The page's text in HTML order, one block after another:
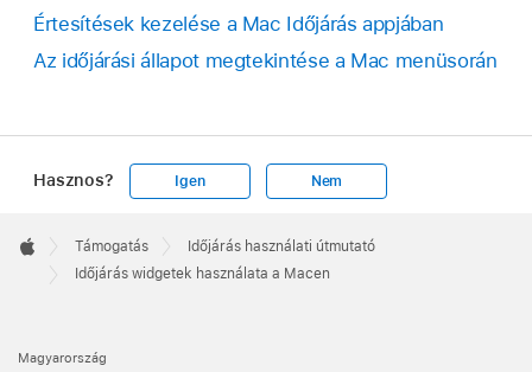
Értesítések kezelése a Mac Időjárás appjában
Az időjárási állapot megtekintése a Mac menüsorán
Hasznos? Igen Nem
Footer

Apple
Támogatás
Időjárás használati útmutató
Időjárás widgetek használata a Macen
Magyarország